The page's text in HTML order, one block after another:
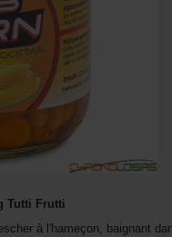
Tutti Frutti
à l'hameçon, baignant